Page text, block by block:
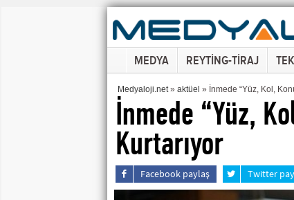
MEDYA REYTİNG-TİRAJ
İnmede “Yüz,
Kurtarıyor
Medyaloji.net» aktüel » İnmede “Yüz, Kol,
Facebook paylaş Twitter